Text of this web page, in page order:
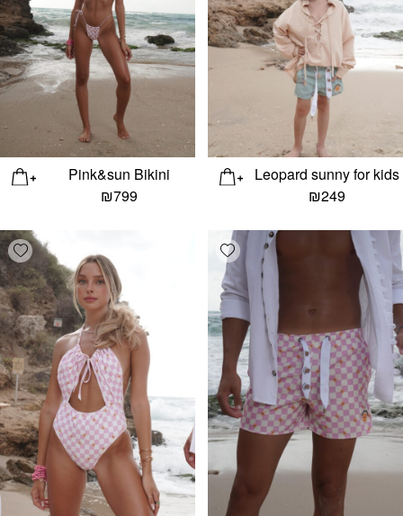
Leopard sunny for kids
₪249
Pink&sun Bikini
₪799
Add wishlist